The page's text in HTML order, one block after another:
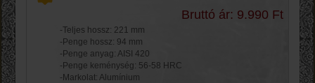
Bruttó ár: 9.990 Ft
-Teljes hossz: 221 mm
-Penge hossz: 94 mm
-Penge anyag: AISI 420
-Penge keménység: 56-58 HRC
-Markolat: Alumínium